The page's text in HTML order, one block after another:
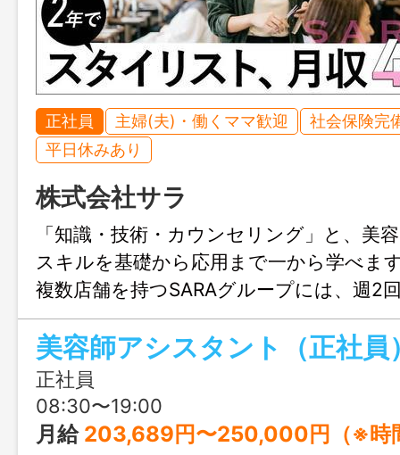
正社員 主婦(夫)・働くママ歓迎
社会保険完
平日休みあり
株式会社サラ
「知識・技術・カウンセリング」と、美
スキルを基礎から応用まで一から学べま
複数店舗を持つSARAグループには、週2
個別指導の充実した教育体制あり。幅広
け、将来活躍できる美容師を目指そう！
美容師アシスタント（正社員
正社員
08:30〜19:00
月給 203,689円〜250,000円（※時間外手当17,589円～29,800円を含む） ＜内訳＞ ・基本給：186,100円～